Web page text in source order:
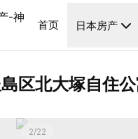
首页 日本房产
区北大塚自住
2/22